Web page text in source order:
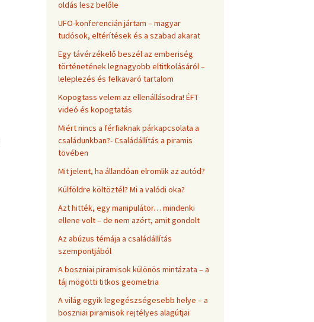
oldás lesz belőle
UFO-konferencián jártam – magyar
tudósok, eltérítések és a szabad akarat
Egy távérzékelő beszél az emberiség
történetének legnagyobb eltitkolásáról –
leleplezés és felkavaró tartalom
Kopogtass velem az ellenállásodra! ÉFT
videó és kopogtatás
Miért nincs a férfiaknak párkapcsolata a
családunkban?- Családállítás a piramis
tövében
Mit jelent, ha állandóan elromlik az autód?
Külföldre költöztél? Mi a valódi oka?
Azt hitték, egy manipulátor… mindenki
ellene volt – de nem azért, amit gondolt
Az abúzus témája a családállítás
szempontjából
A boszniai piramisok különös mintázata – a
táj mögötti titkos geometria
A világ egyik legegészségesebb helye – a
boszniai piramisok rejtélyes alagútjai